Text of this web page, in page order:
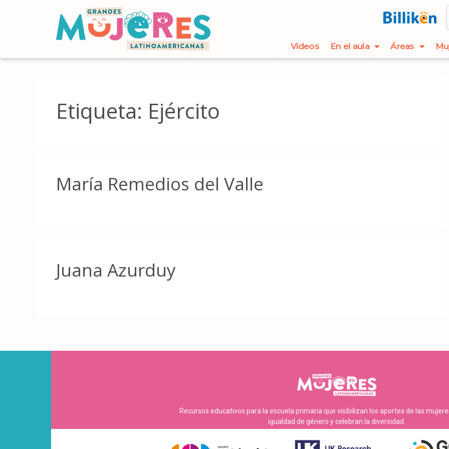
Videos En el aula Áreas
Etiqueta: Ejército
María Remedios del Valle
Juana Azurduy
Recursos educativos para la escuela primaria que visibilizan los aportes de las
igualdad de género y celebran la diversidad.